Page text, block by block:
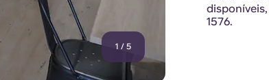
1 / 5
1576.